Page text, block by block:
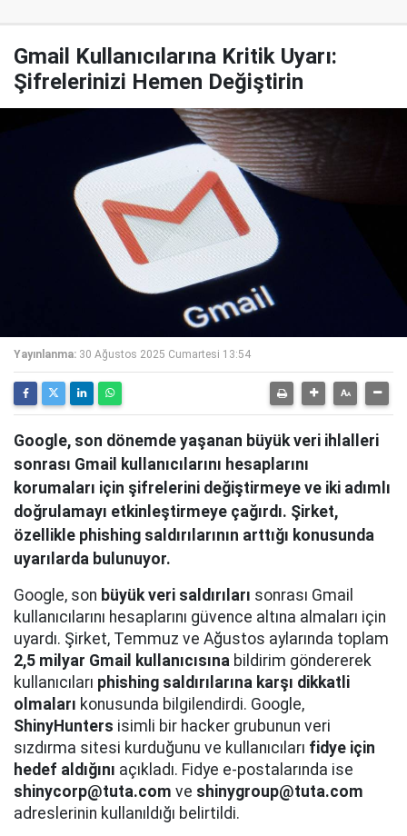
Gmail Kullanıcılarına Kritik Uyarı:
Şifrelerinizi Hemen Değiştirin
Yayınlanma: 30 Ağustos 2025 Cumartesi 13:54
Google, son dönemde yaşanan büyük veri ihlalleri
sonrası Gmail kullanıcılarını hesaplarını
korumaları için şifrelerini değiştirmeye ve iki adımlı
doğrulamayı etkinleştirmeye çağırdı. Şirket,
özellikle phishing saldırılarının arttığı konusunda
uyarılarda bulunuyor.
Google, son büyük veri saldırıları sonrası Gmail
kullanıcılarını hesaplarını güvence altına almaları için
uyardı. Şirket, Temmuz ve Ağustos aylarında toplam
2,5 milyar Gmail kullanıcısına bildirim göndererek
kullanıcıları phishing saldırılarına karşı dikkatli
olmaları konusunda bilgilendirdi. Google,
ShinyHunters isimli bir hacker grubunun veri
sızdırma sitesi kurduğunu ve kullanıcıları fidye için
hedef aldığını açıkladı. Fidye e-postalarında ise
shinycorp@tuta.com ve shinygroup@tuta.com
adreslerinin kullanıldığı belirtildi.